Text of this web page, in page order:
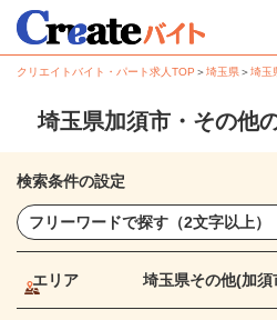
クリエイトバイト・パート求人TOP ＞埼玉県＞埼玉
埼玉県加須市・その他
検索条件の設定
エリア 埼玉県その他(加須